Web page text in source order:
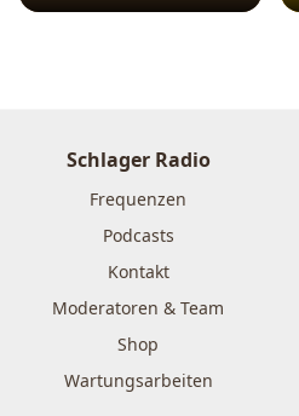
Schlager Radio
Frequenzen
Podcasts
Kontakt
Moderatoren & Team
Shop
Wartungsarbeiten